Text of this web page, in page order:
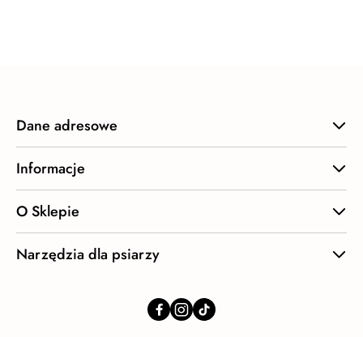
Dane adresowe
Informacje
O Sklepie
Narzędzia dla psiarzy